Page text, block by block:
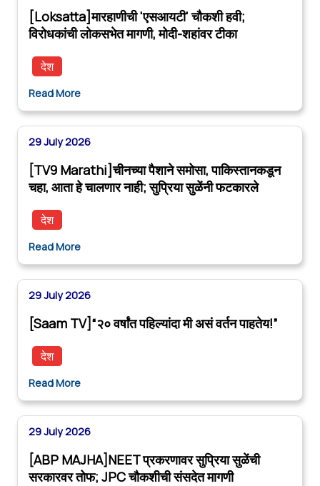
[Loksatta]मारहाणीची 'एसआयटी' चौकशी हवी;
विरोधकांची लोकसभेत मागणी, मोदी-शहांवर टीका
देश
Read More
29 July 2026
[TV9 Marathi]चीनच्या पैशाने समोसा, पाकिस्तानकडून
चहा, आता हे चालणार नाही; सुप्रिया सुळेंनी फटकारले
देश
Read More
29 July 2026
[Saam TV]“२० वर्षांत पहिल्यांदा मी असं वर्तन पाहतेय!”
देश
Read More
29 July 2026
[ABP MAJHA]NEET प्रकरणावर सुप्रिया सुळेंची
सरकारवर तोफ; JPC चौकशीची संसदेत मागणी